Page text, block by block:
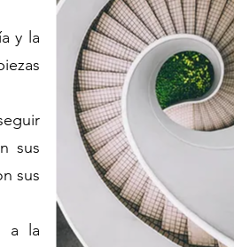
y la
sus
sus
a la